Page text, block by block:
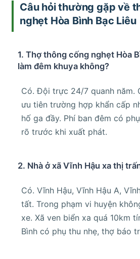
Câu hỏi thường gặp về
nghẹt Hòa Bình Bạc Liêu
1. Thợ thông cống nghẹt Hòa
làm đêm khuya không?
Có. Đội trực 24/7 quanh năm.
ưu tiên trường hợp khẩn cấp
hố ga đầy. Phí ban đêm có
rõ trước khi xuất phát.
2. Nhà ở xã Vĩnh Hậu xa thị
Có. Vĩnh Hậu, Vĩnh Hậu A,
tất. Trong phạm vi huyện
xe. Xã ven biển xa quá 10km
Bình có phụ thu nhẹ, thợ báo